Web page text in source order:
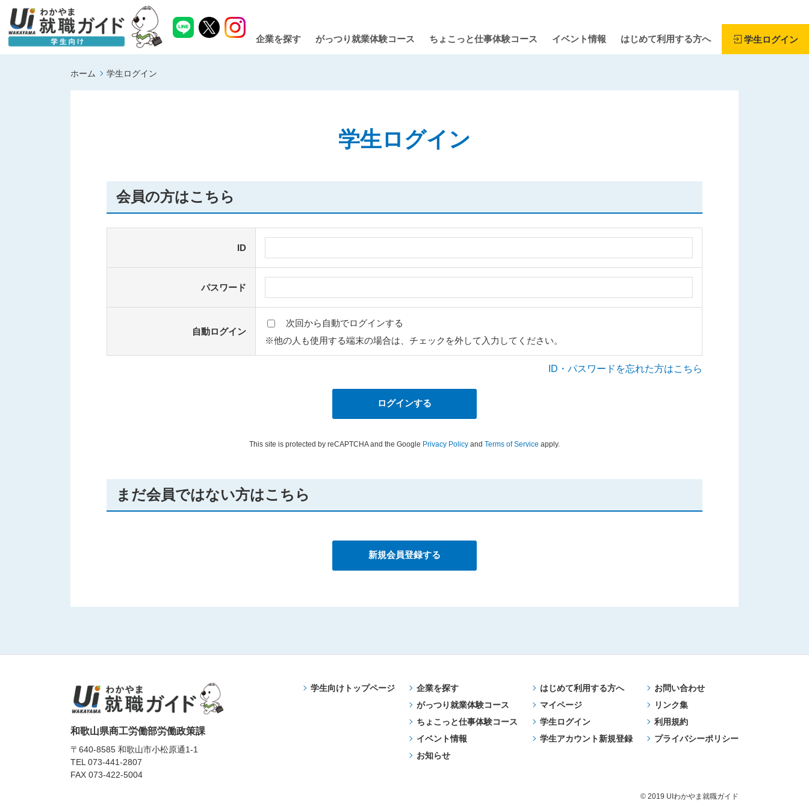
企業を探す がっつり就業体験コース ちょこっと仕事体験コース イベント情報 はじめて利用する方へ 学生ログイン
ホーム 学生ログイン
学生ログイン
会員の方はこちら
ID
パスワード
自動ログイン
次回から自動でログインする
※他の人も使用する端末の場合は、チェックを外して入力してください。
ID・パスワードを忘れた方はこちら
This site is protected by reCAPTCHA and the Google Privacy Policy and Terms of Service apply.
まだ会員ではない方はこちら
和歌山県商工労働部労働政策課
〒640-8585 和歌山市小松原通1-1
TEL073-441-2807
FAX 073-422-5004
学生向けトップページ
企業を探す
がっつり就業体験コース
ちょこっと仕事体験コース
イベント情報
お知らせ
はじめて利用する方へ
マイページ
学生ログイン
学生アカウント新規登録
お問い合わせ
リンク集
利用規約
プライバシーポリシー
© 2019 UIわかやま就職ガイド